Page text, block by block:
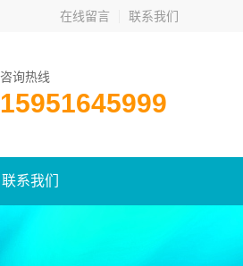
在线留言 联系我们
咨询热线
15951645999
联系我们